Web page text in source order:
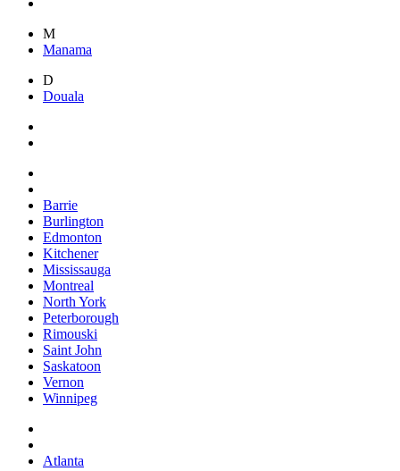
M
Manama
D
Douala
Barrie
Burlington
Edmonton
Kitchener
Mississauga
Montreal
North York
Peterborough
Rimouski
Saint John
Saskatoon
Vernon
Winnipeg
Atlanta